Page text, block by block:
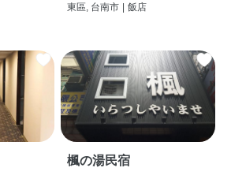
東區, 台南市 | 飯店
楓の湯民宿